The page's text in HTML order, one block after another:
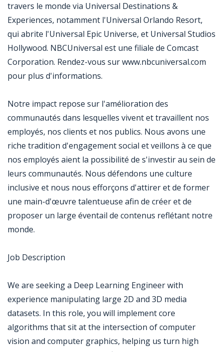
travers le monde via Universal Destinations &
Experiences, notamment l'Universal Orlando Resort,
qui abrite l'Universal Epic Universe, et Universal Studios
Hollywood. NBCUniversal est une filiale de Comcast
Corporation. Rendez-vous sur www.nbcuniversal.com
pour plus d'informations.
Notre impact repose sur l'amélioration des
communautés dans lesquelles vivent et travaillent nos
employés, nos clients et nos publics. Nous avons une
riche tradition d'engagement social et veillons à ce que
nos employés aient la possibilité de s'investir au sein de
leurs communautés. Nous défendons une culture
inclusive et nous nous efforçons d'attirer et de former
une main-d'œuvre talentueuse afin de créer et de
proposer un large éventail de contenus reflétant notre
monde.
Job Description
We are seeking a Deep Learning Engineer with
experience manipulating large 2D and 3D media
datasets. In this role, you will implement core
algorithms that sit at the intersection of computer
vision and computer graphics, helping us turn high